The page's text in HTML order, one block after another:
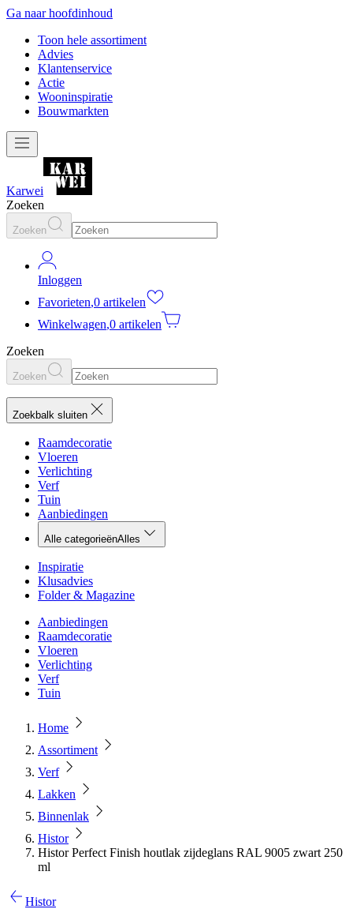
Ga naar hoofdinhoud
Toon hele assortiment
Advies
Klantenservice
Actie
Wooninspiratie
Bouwmarkten
Karwei
Zoeken
Zoeken
Inloggen
Favorieten,0 artikelen
Winkelwagen,0 artikelen
Zoeken
Zoeken
Zoekbalk sluiten
Raamdecoratie
Vloeren
Verlichting
Verf
Tuin
Aanbiedingen
Alle categorieënAlles
Inspiratie
Klusadvies
Folder & Magazine
Aanbiedingen
Raamdecoratie
Vloeren
Verlichting
Verf
Tuin
Home
Assortiment
Verf
Lakken
Binnenlak
Histor
Histor Perfect Finish houtlak zijdeglans RAL 9005 zwart 250
ml
Histor